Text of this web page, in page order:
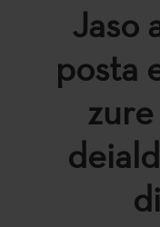
Jaso
posta